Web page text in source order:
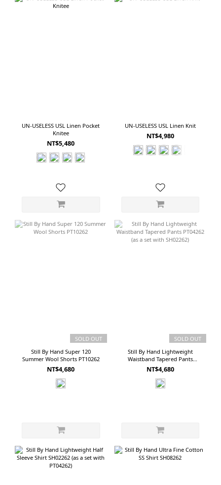
UN-USELESS USL Linen Pocket
Knitee
NT$5,480
UN-USELESS USL Linen Knit
NT$4,980
SOLD OUT
Still By Hand Super 120
Summer Wool Shorts PT10262
NT$4,680
SOLD OUT
Still By Hand Lightweight
Waistband Tapered Pants
PT04262 (as a set with SH02262)
NT$4,680